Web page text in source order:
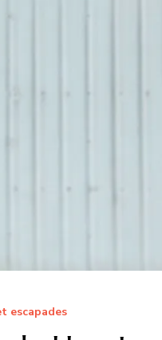
escapades